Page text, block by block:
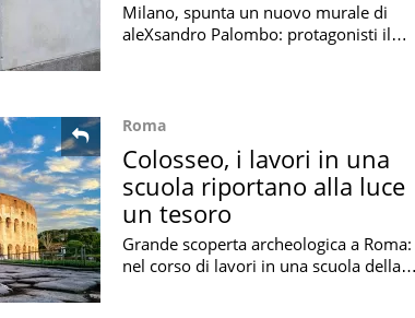
Milano, spunta un nuovo murale di
aleXsandro Palombo: protagonisti il
Roma
Colosseo, i lavori in una
scuola riportano alla luce
un tesoro
Grande scoperta archeologica a Roma:
nel corso di lavori in una scuola della